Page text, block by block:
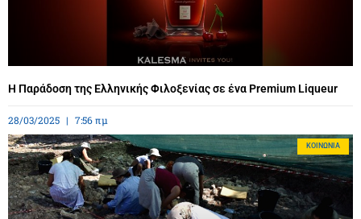
Η Παράδοση της Ελληνικής Φιλοξενίας σε ένα Premium Liqueur
28/03/2025 7:56 πμ
ΚΟΙΝΩΝΊΑ